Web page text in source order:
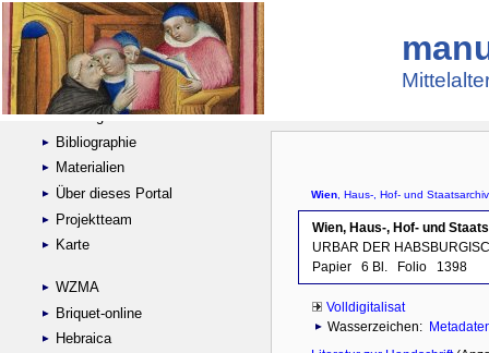
Suche
Handschriftensammlungen
Digitalisierte Handschriften
Kataloge
Bibliographie
Materialien
Über dieses Portal
Projektteam
Karte
WZMA
Briquet-online
Hebraica